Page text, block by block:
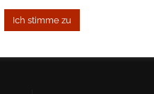
Ich stimme zu